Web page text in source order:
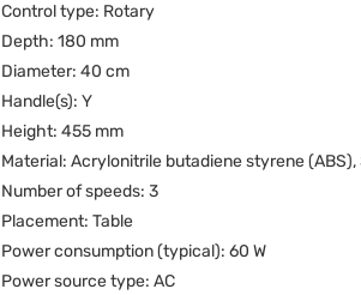
Control type: Rotary
Depth: 180 mm
Diameter: 40 cm
Handle(s): Y
Height: 455 mm
Material: Acrylonitrile butadiene styrene (ABS),
Number of speeds: 3
Placement: Table
Power consumption (typical): 60 W
Power source type: AC